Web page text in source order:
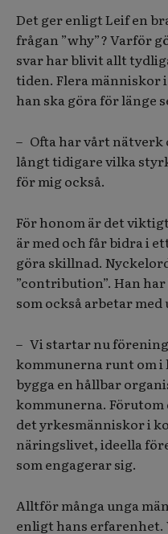
Det ger enligt Leif en
frågan ”why”? Varför
svar har blivit allt
tiden. Flera människor
han ska göra för länge
– Ofta har vårt
långt tidigare vilka
för mig också.
För honom är det
är med och får bidra i
göra skillnad.
”contribution”. Han
som också arbetar
– Vi startar nu
kommunerna runt om i
bygga en hållbar
kommunerna. Förutom
det yrkesmänniskor i
näringslivet, ideella
som engagerar sig.
Alltför många unga
enligt hans erfarenhet.